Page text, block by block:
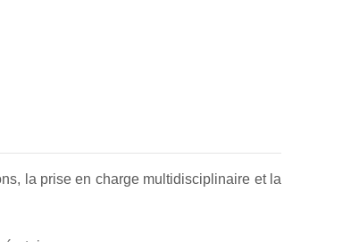
la prise en charge multidisciplinaire et la